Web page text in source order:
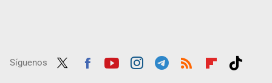
Síguenos